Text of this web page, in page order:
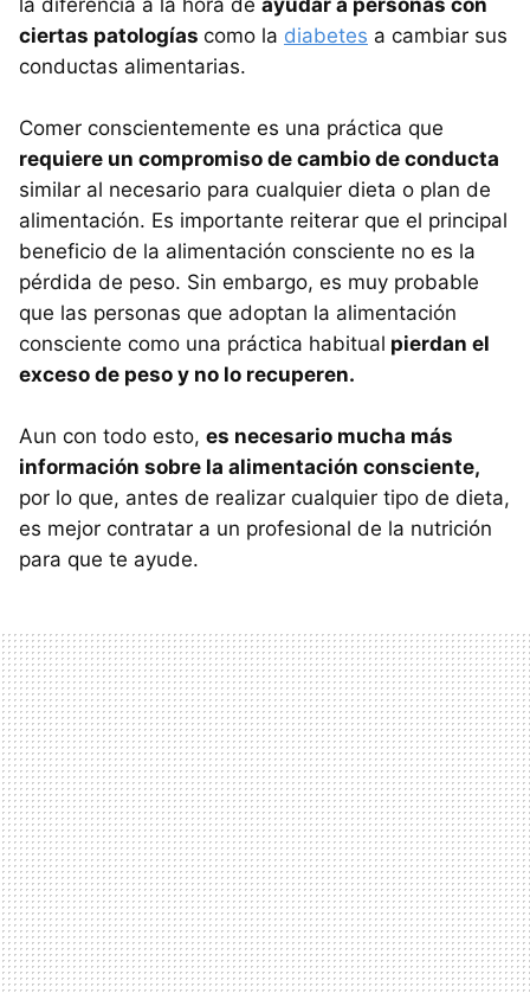
ciertas patologías como la diabetes a cambiar sus
conductas alimentarias.
Comer conscientemente es una práctica que
requiere un compromiso de cambio de conducta
similar al necesario para cualquier dieta o plan de
alimentación. Es importante reiterar que el principal
beneficio de la alimentación consciente no es la
pérdida de peso. Sin embargo, es muy probable
que las personas que adoptan la alimentación
consciente como una práctica habitual pierdan el
exceso de peso y no lo recuperen.
Aun con todo esto, es necesario mucha más
información sobre la alimentación consciente,
por lo que, antes de realizar cualquier tipo de dieta,
es mejor contratar a un profesional de la nutrición
para que te ayude.